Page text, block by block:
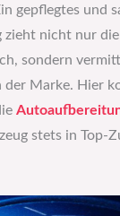
gepflegtes und
zieht nicht nur die
sondern
Marke. Hier
stets in Top-